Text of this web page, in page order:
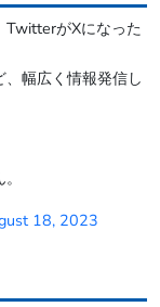
TwitterがXになった
幅広く情報発信し
18, 2023